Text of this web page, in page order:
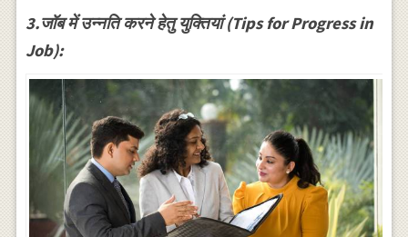
3.जॉब में उन्नति करने हेतु युक्तियां (Tips for Progress in
Job):